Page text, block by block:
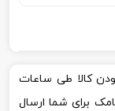
کالا طی ساعات
برای شما ارسال